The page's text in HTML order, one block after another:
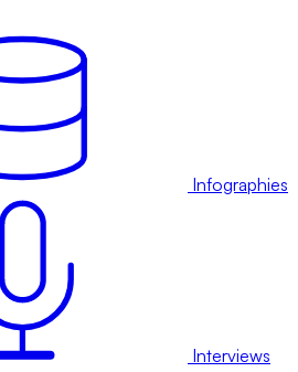
Infographies
Interviews